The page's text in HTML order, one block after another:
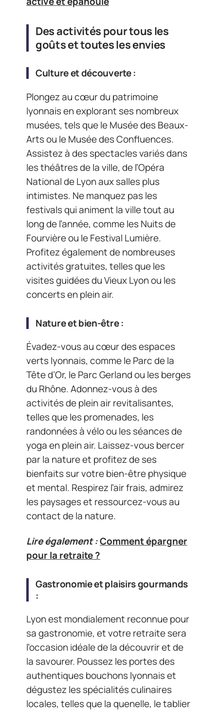
Des activités pour tous les
goûts et toutes les envies
Culture et découverte :
Plongez au cœur du patrimoine
lyonnais en explorant ses nombreux
musées, tels que le Musée des Beaux-
Arts ou le Musée des Confluences.
Assistez à des spectacles variés dans
les théâtres de la ville, de l’Opéra
National de Lyon aux salles plus
intimistes. Ne manquez pas les
festivals qui animent la ville tout au
long de l’année, comme les Nuits de
Fourvière ou le Festival Lumière.
Profitez également de nombreuses
activités gratuites, telles que les
visites guidées du Vieux Lyon ou les
concerts en plein air.
Nature et bien-être :
Évadez-vous au cœur des espaces
verts lyonnais, comme le Parc de la
Tête d’Or, le Parc Gerland ou les berges
du Rhône. Adonnez-vous à des
activités de plein air revitalisantes,
telles que les promenades, les
randonnées à vélo ou les séances de
yoga en plein air. Laissez-vous bercer
par la nature et profitez de ses
bienfaits sur votre bien-être physique
et mental. Respirez l’air frais, admirez
les paysages et ressourcez-vous au
contact de la nature.
Lire également :Comment épargner
pour la retraite ?
Gastronomie et plaisirs gourmands
:
Lyon est mondialement reconnue pour
sa gastronomie, et votre retraite sera
l’occasion idéale de la découvrir et de
la savourer. Poussez les portes des
authentiques bouchons lyonnais et
dégustez les spécialités culinaires
locales, telles que la quenelle, le tablier